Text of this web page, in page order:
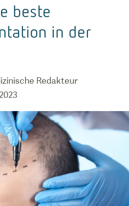
beste
in der
Redakteur